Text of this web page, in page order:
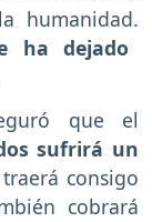
humanidad.
ha dejado
que el
sufrirá un
consigo
cobrará